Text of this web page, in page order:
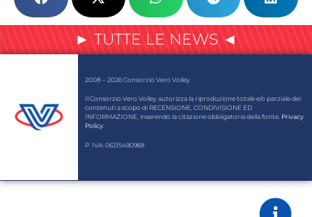
► TUTTE LE NEWS ◄
2008 – 2026 Consorzio Vero Volley
Il Consorzio Vero Volley autorizza la riproduzione totale e/o parziale dei
contenuti a scopo di RECENSIONE, CONDIVISIONE ED
INFORMAZIONE, inserendo la citazione obbligatoria della fonte. Privacy
Policy.
P. IVA: 06315490968